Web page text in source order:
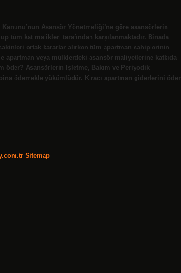
Kanunu’nun Asansör Yönetmeliği’ne göre asansörlerin
tüm kat malikleri tarafından karşılanmaktadır. Binada
ortak kararlar alırken tüm apartman sahiplerinin
veya mülklerdeki asansör maliyetlerine katkıda
öder? Asansörlerin İşletme, Bakım ve Periyodik
ödemekle yükümlüdür. Kiracı apartman giderlerini öder
Sitemap